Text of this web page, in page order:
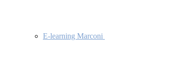
E-learning Marconi